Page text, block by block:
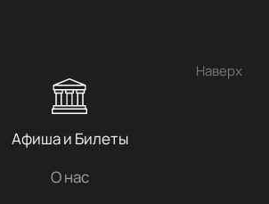
Наверх
Афиша и Билеты
О нас